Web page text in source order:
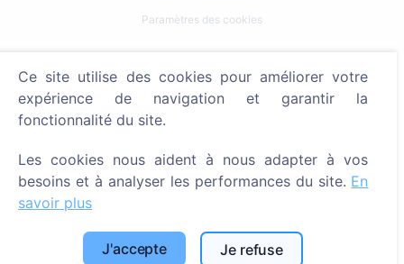
Paramètres des cookies
Rechercher des défunts
Rechercher des cimetières
Services
SIA "CEMETY", LV40103618951
Ce site utilise des cookies pour améliorer votre
expérience de navigation et garantir la
fonctionnalité du site.
Les cookies nous aident à nous adapter à vos
besoins et à analyser les performances du site. En
savoir plus
J'accepte Je refuse